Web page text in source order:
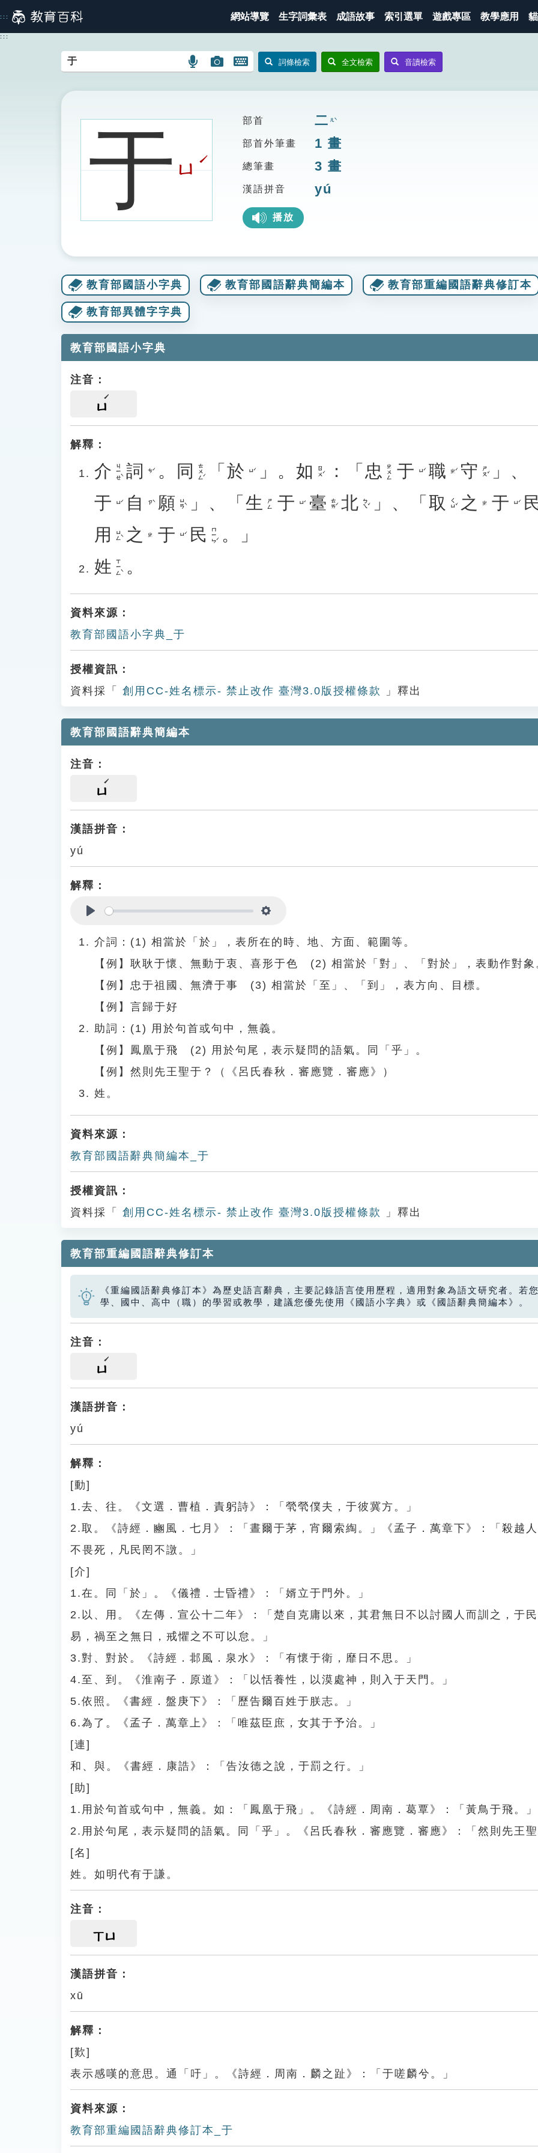
到
主
::: 網站導覽 生字詞彙表 成語故事 索引選單 遊戲專區 教學應用
:::
語
搜
圖
圖
搜
開
鍵
圖
詞條檢索 全文檢索 音讀檢索
于ㄩ
ˊ
部首 二 ㄦˋ
部首外筆畫 1 畫
總筆畫 3 畫
漢語拼音 yú
播放
教育部國語小字典 教育部國語辭典簡編本 教育部重編國語辭典修訂本
教育部異體字字典
教育部國語小字典
注音：
ㄩ
解釋：
介 ㄐㄧㄝˋ 詞 ㄘˊ 。 同 ㄊㄨㄥˊ 「 於 ㄩˊ 」。 如 ㄖㄨˊ ：「 忠 ㄓㄨㄥ 于 ㄩˊ 職 ㄓˊ 守 ㄕㄡˇ
」、
于
ㄩˊ 自 ㄗˋ 願 ㄩㄢˋ 」、「 生 ㄕㄥ 于 ㄩˊ 臺 ㄊㄞˊ 北 ㄅㄟˇ 」、「 取 ㄑㄩˇ 之 ㄓ 于 ㄩˊ
用
ㄩㄥˋ 之 ㄓ 于 ㄩˊ 民 ㄇㄧㄣˊ 。」
姓 ㄒㄧㄥˋ 。
資料來源：
教育部國語小字典_于
授權資訊：
資料採「
創用CC-姓名標示- 禁止改作 臺灣3.0版授權條款 」釋出
教育部國語辭典簡編本
注音：
ㄩ
漢語拼音：
yú
解釋：
介詞：(1) 相當於「於」，表所在的時、地、方面、範圍等。
【例】耿耿于懷、無動于衷、喜形于色 (2) 相當於「對」、「對於」，表動作對象
【例】忠于祖國、無濟于事 (3) 相當於「至」、「到」，表方向、目標。
【例】言歸于好
助詞：(1) 用於句首或句中，無義。
【例】鳳凰于飛 (2) 用於句尾，表示疑問的語氣。同「乎」。
【例】然則先王聖于？（《呂氏春秋．審應覽．審應》）
姓。
資料來源：
教育部國語辭典簡編本_于
授權資訊：
資料採「
創用CC-姓名標示- 禁止改作 臺灣3.0版授權條款 」釋出
教育部重編國語辭典修訂本
《重編國語辭典修訂本》為歷史語言辭典，主要記錄語言使用歷程，適用對象為語文研究者。若
學、國中、高中（職）的學習或教學，建議您優先使用《國語小字典》或《國語辭典簡編本》。
注音：
ㄩ
漢語拼音：
yú
解釋：
[動]
1.去、往。《文選．曹植．責躬詩》：「煢煢僕夫，于彼冀方。」
2.取。《詩經．豳風．七月》：「晝爾于茅，宵爾索綯。」《孟子．萬章下》：「殺越
不畏死，凡民罔不譈。」
[介]
1.在。同「於」。《儀禮．士昏禮》：「婿立于門外。」
2.以、用。《左傳．宣公十二年》：「楚自克庸以來，其君無日不以討國人而訓之，于
易，禍至之無日，戒懼之不可以怠。」
3.對、對於。《詩經．邶風．泉水》：「有懷于衛，靡日不思。」
4.至、到。《淮南子．原道》：「以恬養性，以漠處神，則入于天門。」
5.依照。《書經．盤庚下》：「歷告爾百姓于朕志。」
6.為了。《孟子．萬章上》：「唯茲臣庶，女其于予治。」
[連]
和、與。《書經．康誥》：「告汝德之說，于罰之行。」
[助]
1.用於句首或句中，無義。如：「鳳凰于飛」。《詩經．周南．葛覃》：「黃鳥于飛。」
2.用於句尾，表示疑問的語氣。同「乎」。《呂氏春秋．審應覽．審應》：「然則先王
[名]
姓。如明代有于謙。
注音：
ㄒㄩ
漢語拼音：
xū
解釋：
[歎]
表示感嘆的意思。通「吁」。《詩經．周南．麟之趾》：「于嗟麟兮。」
資料來源：
教育部重編國語辭典修訂本_于